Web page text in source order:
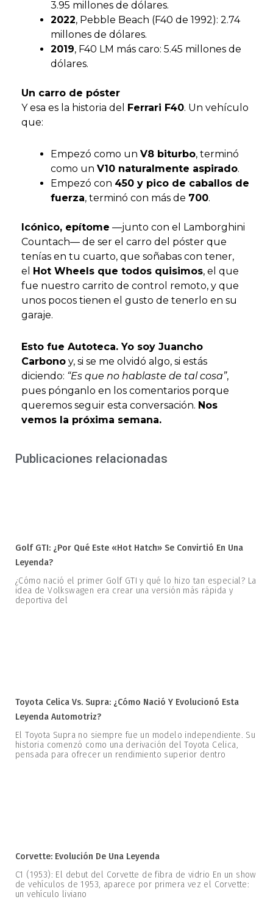
3.95 millones de dólares.
2022, Pebble Beach (F40 de 1992): 2.74
millones de dólares.
2019, F40 LM más caro: 5.45 millones de
dólares.
Un carro de póster
Y esa es la historia del Ferrari F40. Un vehículo
que:
Empezó como un V8 biturbo, terminó
como un V10 naturalmente aspirado.
Empezó con 450 y pico de caballos de
fuerza, terminó con más de 700.
Icónico, epítome —junto con el Lamborghini
Countach— de ser el carro del póster que
tenías en tu cuarto, que soñabas con tener,
el Hot Wheels que todos quisimos, el que
fue nuestro carrito de control remoto, y que
unos pocos tienen el gusto de tenerlo en su
garaje.
Esto fue Autoteca. Yo soy Juancho
Carbono y, si se me olvidó algo, si estás
diciendo: “Es que no hablaste de tal cosa”,
pues pónganlo en los comentarios porque
queremos seguir esta conversación. Nos
vemos la próxima semana.
Publicaciones relacionadas
Golf GTI: ¿Por Qué Este «hot Hatch» Se Convirtió En Una
Leyenda?
¿Cómo nació el primer Golf GTI y qué lo hizo tan especial? La
idea de Volkswagen era crear una versión más rápida y
deportiva del
Toyota Celica Vs. Supra: ¿Cómo Nació Y Evolucionó Esta
Leyenda Automotriz?
El Toyota Supra no siempre fue un modelo independiente. Su
historia comenzó como una derivación del Toyota Celica,
pensada para ofrecer un rendimiento superior dentro
Corvette: Evolución De Una Leyenda
C1 (1953): El debut del Corvette de fibra de vidrio En un show
de vehículos de 1953, aparece por primera vez el Corvette:
un vehículo liviano